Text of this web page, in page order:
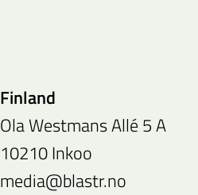
Finland
Ola Westmans Allé 5 A
10210 Inkoo
media@blastr.no